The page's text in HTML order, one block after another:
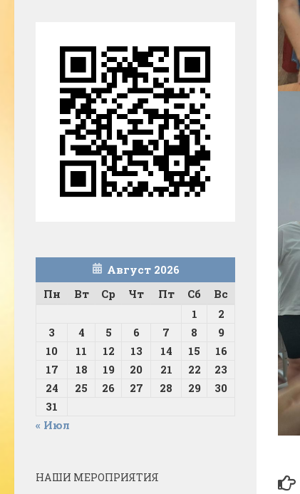
Август 2026
Пн
Вт Ср Чт Пт Сб
Вс
1
2
3
4 5 6 7 8
9
10
11 12 13 14 15
16
17
18 19 20 21 22
23
24
25 26 27 28 29
30
31
« Июл
НАШИ МЕРОПРИЯТИЯ